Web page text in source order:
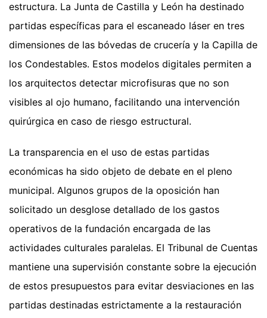
estructura. La Junta de Castilla y León ha destinado
partidas específicas para el escaneado láser en tres
dimensiones de las bóvedas de crucería y la Capilla de
los Condestables. Estos modelos digitales permiten a
los arquitectos detectar microfisuras que no son
visibles al ojo humano, facilitando una intervención
quirúrgica en caso de riesgo estructural.
La transparencia en el uso de estas partidas
económicas ha sido objeto de debate en el pleno
municipal. Algunos grupos de la oposición han
solicitado un desglose detallado de los gastos
operativos de la fundación encargada de las
actividades culturales paralelas. El Tribunal de Cuentas
mantiene una supervisión constante sobre la ejecución
de estos presupuestos para evitar desviaciones en las
partidas destinadas estrictamente a la restauración